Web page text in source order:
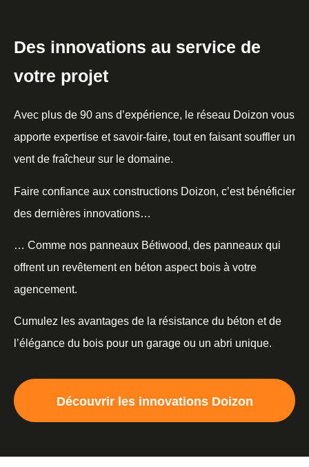
Des innovations au service de
votre projet
Avec plus de 90 ans d’expérience, le réseau Doizon vous
apporte expertise et savoir-faire, tout en faisant souffler un
vent de fraîcheur sur le domaine.
Faire confiance aux constructions Doizon, c’est bénéficier
des dernières innovations…
… Comme nos panneaux Bétiwood, des panneaux qui
offrent un revêtement en béton aspect bois à votre
agencement.
Cumulez les avantages de la résistance du béton et de
l’élégance du bois pour un garage ou un abri unique.
Découvrir les innovations Doizon